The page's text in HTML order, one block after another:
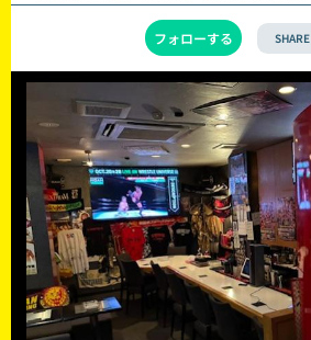
フォローする SHARE